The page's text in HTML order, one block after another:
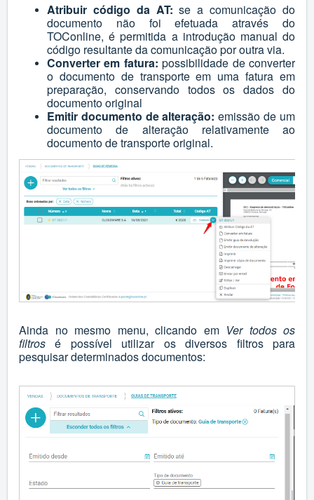
Atribuir código da AT:se a comunicação do
documento não foi efetuada através do
TOConline, é permitida a introdução manual do
código resultante da comunicação por outra via.
Converter em fatura:possibilidade de converter
o documento de transporte em uma fatura em
preparação, conservando todos os dados do
documento original
Emitir documento de alteração:emissão de um
documento de alteração relativamente ao
documento de transporte original.
Ainda no mesmo menu, clicando em Ver todos os
filtros é possível utilizar os diversos filtros para
pesquisar determinados documentos: